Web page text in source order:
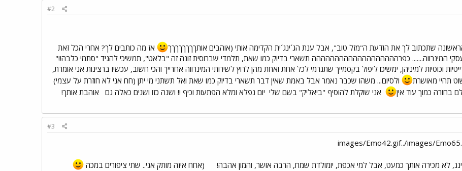
#2
שתכתוב לך את הודעת ה"מזל טוב", אבל ענת הג´ינג´ית הקדימה אותי (אוהבים אותךךךךךךךך
אז מה כותבים לך? אחרי הכל זאת
המינרווה....... כפרההההההההההההההההההה תשארי בדיוק כמו שאת, תלמדי שברוסית זונה זה "בלאט", תמשיכי להגיד "סתמי כלבה!!"
וכוסיות למיניהן, ימשיכו ליפול בקסמייך שתגרמי לכל אחת ואחת מהן לרוץ לשירותי המינרווה אחרייך והכי חשוב, עכשיו ברצינות אני אומרת,
תהיי מאושרת
ולסיום... משהו שכבר נאמר אבל באמת שאין דבר תשארי בדיוק כמו שאת ואל תשתני מי יתן (חח אני לא חוזרת על עצמי)
בחורה כמוך עוד אין
אני שוקלת להוסיף "ביאליק" בשם שלי יום נפלא ומלא הפתעות וכיף !! ושנה כזו ושנים כאלה גם
אוהבת אותך!
#3
לא מכירה אותך כמעט, אבל למי אכפת, יומולדת שמח, הרבה אושר, והמון אהבה! (אחח איזה מותק אני.. שתי ציפורים במכה